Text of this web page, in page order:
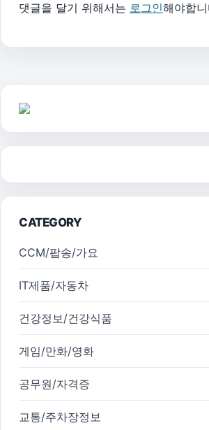
댓글을 달기 위해서는 로그인해야합
CATEGORY
CCM/팝송/가요
IT제품/자동차
건강정보/건강식품
게임/만화/영화
공무원/자격증
교통/주차장정보